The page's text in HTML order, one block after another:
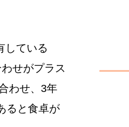
している
せがプラス
わせ、3年
ると食卓が